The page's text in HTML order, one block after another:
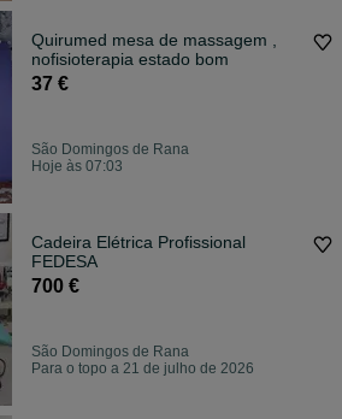
Quirumed mesa de massagem ,
nofisioterapia estado bom
37 €
São Domingos de Rana
Hoje às 07:03
Cadeira Elétrica Profissional
FEDESA
700 €
São Domingos de Rana
Para o topo a 21 de julho de 2026